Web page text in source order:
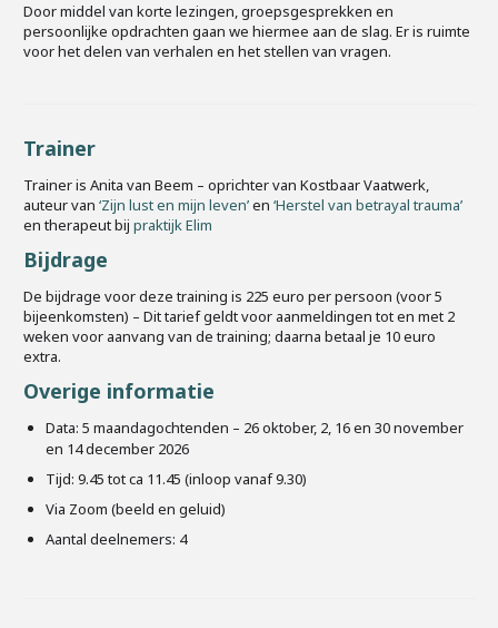
Door middel van korte lezingen, groepsgesprekken en
persoonlijke opdrachten gaan we hiermee aan de slag. Er is ruimte
voor het delen van verhalen en het stellen van vragen.
Trainer
Trainer is Anita van Beem – oprichter van Kostbaar Vaatwerk,
auteur van ‘Zijn lust en mijn leven’en ‘Herstel van betrayal trauma’
en therapeut bij praktijk Elim
Bijdrage
De bijdrage voor deze training is 225 euro per persoon (voor 5
bijeenkomsten) – Dit tarief geldt voor aanmeldingen tot en met 2
weken voor aanvang van de training; daarna betaal je 10 euro
extra.
Overige informatie
Data: 5 maandagochtenden – 26 oktober, 2, 16 en 30 november
en 14 december 2026
Tijd: 9.45 tot ca 11.45 (inloop vanaf 9.30)
Via Zoom (beeld en geluid)
Aantal deelnemers: 4